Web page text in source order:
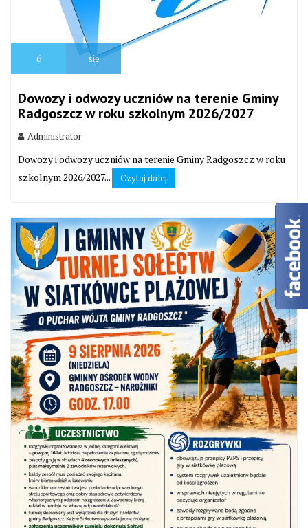
6 sie
Dowozy i odwozy uczniów na terenie Gminy
Radgoszcz w roku szkolnym 2026/2027
Administrator
Dowozy i odwozy uczniów na terenie Gminy Radgoszcz w roku
szkolnym 2026/2027...
Czytaj dalej